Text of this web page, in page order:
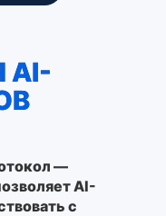
AI-
—
AI-
с